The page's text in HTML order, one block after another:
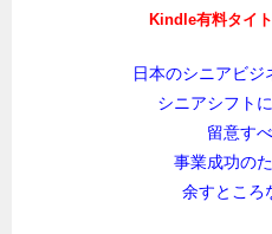
Kindle有料タイ
日本のシニアビジ
シニアシフト
留意す
事業成功の
余すところ